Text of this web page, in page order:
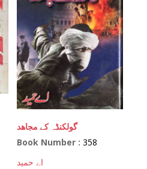
گولکنڈہ کے مجاھد
Book Number :358
اے حمید